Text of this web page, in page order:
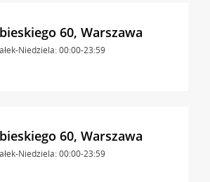
60, Warszawa
Niedziela: 00:00-23:59
60, Warszawa
Niedziela: 00:00-23:59